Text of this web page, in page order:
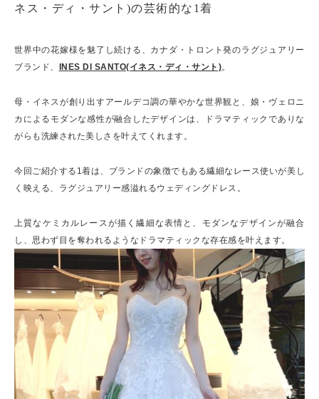
ネス・ディ・サント)の芸術的な1着
世界中の花嫁様を魅了し続ける、カナダ・トロント発のラグジュアリー
ブランド、
INES DI SANTO(イネス・ディ・サント)。
母・イネスが創り出すアールデコ調の華やかな世界観と、娘・ヴェロニ
カによるモダンな感性が融合したデザインは、ドラマティックでありな
がらも洗練された美しさを叶えてくれます。
今回ご紹介する1着は、ブランドの象徴でもある繊細なレース使いが美し
く映える、ラグジュアリー感溢れるウェディングドレス。
上質なケミカルレースが描く繊細な表情と、モダンなデザインが融合
し、思わず目を奪われるようなドラマティックな存在感を叶えます。